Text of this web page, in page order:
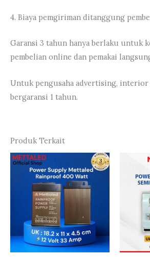
4. Biaya pemgiriman ditanggung
Garansi 3 tahun hanya berlaku untuk
pembelian online dan pemakai
Untuk pengusaha advertising, interior
bergaransi 1 tahun.
Produk Terkait